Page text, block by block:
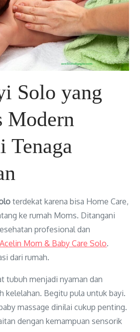
Solo yang
Modern
Tenaga
terdekat karena bisa Home Care,
ke rumah Moms. Ditangani
profesional dan
Acelin Mom & Baby Care Solo.
dari rumah.
tubuh menjadi nyaman dan
kelelahan. Begitu pula untuk bayi.
massage dinilai cukup penting.
dengan kemampuan sensorik